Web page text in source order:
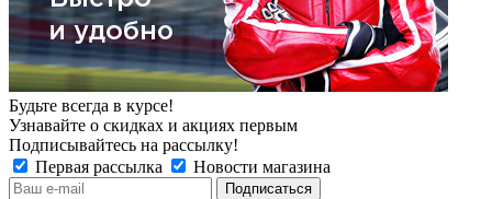
Будьте всегда в курсе!
Узнавайте о скидках и акциях первым
Подписывайтесь на рассылку!
Первая рассылка
Новости магазина